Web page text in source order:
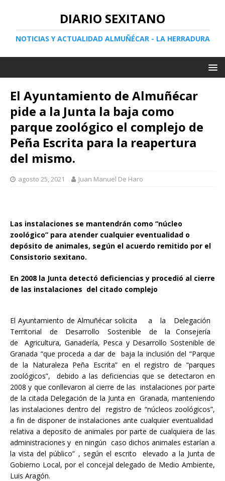
DIARIO SEXITANO
NOTICIAS Y ACTUALIDAD ALMUÑÉCAR - LA HERRADURA
El Ayuntamiento de Almuñécar
pide a la Junta la baja como
parque zoológico el complejo de
Peña Escrita para la reapertura
del mismo.
agosto 25, 2021 Juan Manuel De Haro
Las instalaciones se mantendrán como “núcleo
zoológico” para atender cualquier eventualidad o
depósito de animales, según el acuerdo remitido por el
Consistorio sexitano.
En 2008 la Junta detectó deficiencias y procedió al cierre
de las instalaciones del citado complejo
El Ayuntamiento de Almuñécar solicita a la Delegación
Territorial de Desarrollo Sostenible de la Consejería
de Agricultura, Ganadería, Pesca y Desarrollo Sostenible de
Granada “que proceda a dar de baja la inclusión del “Parque
de la Naturaleza Peña Escrita” en el registro de “parques
zoológicos”, debido a las deficiencias que se detectaron en
2008 y que conllevaron al cierre de las instalaciones por parte
de la citada Delegación de la Junta en Granada, manteniendo
las instalaciones dentro del registro de “núcleos zoológicos”,
a fin de disponer de instalaciones ante cualquier eventualidad
relativa a deposito de animales por parte de cualquiera de las
administraciones y en ningún caso dichos animales estarían a
la vista del público” , según el escrito elevado a la Junta de
Gobierno Local, por el concejal delegado de Medio Ambiente,
Luis Aragón.